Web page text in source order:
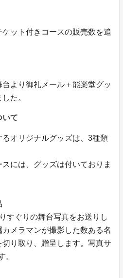
ット付きコースの販売数を追
より御礼メール＋能楽堂グッ
た。
いて
オリジナルグッズは、3種類
スには、グッズは付いておりま
すぐりの舞台写真をお送りし
メラマンが撮影した数ある名
り取り、贈呈します。写真サ
。